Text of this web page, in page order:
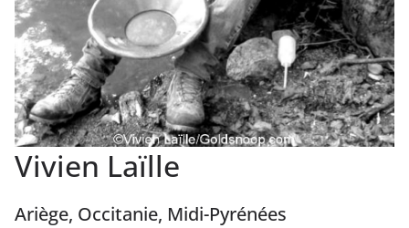
Vivien Laïlle
Ariège, Occitanie, Midi-Pyrénées